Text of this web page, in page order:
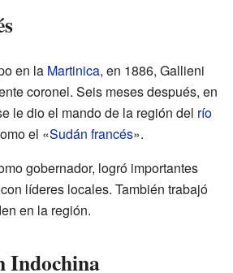
en la Martinica, en 1886, Gallieni
coronel. Seis meses después, en
le dio el mando de la región del río
el «Sudán francés».
gobernador, logró importantes
líderes locales. También trabajó
en la región.
Indochina